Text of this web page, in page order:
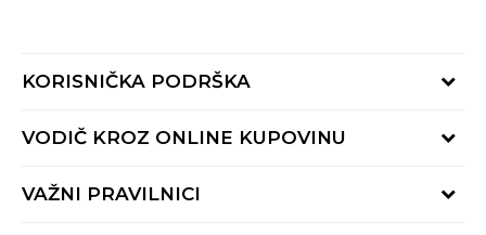
KORISNIČKA PODRŠKA
Provjeri status porudžbine
Radno vrijeme 9-16h
VODIČ KROZ ONLINE KUPOVINU
Načini isporuke
VAŽNI PRAVILNICI